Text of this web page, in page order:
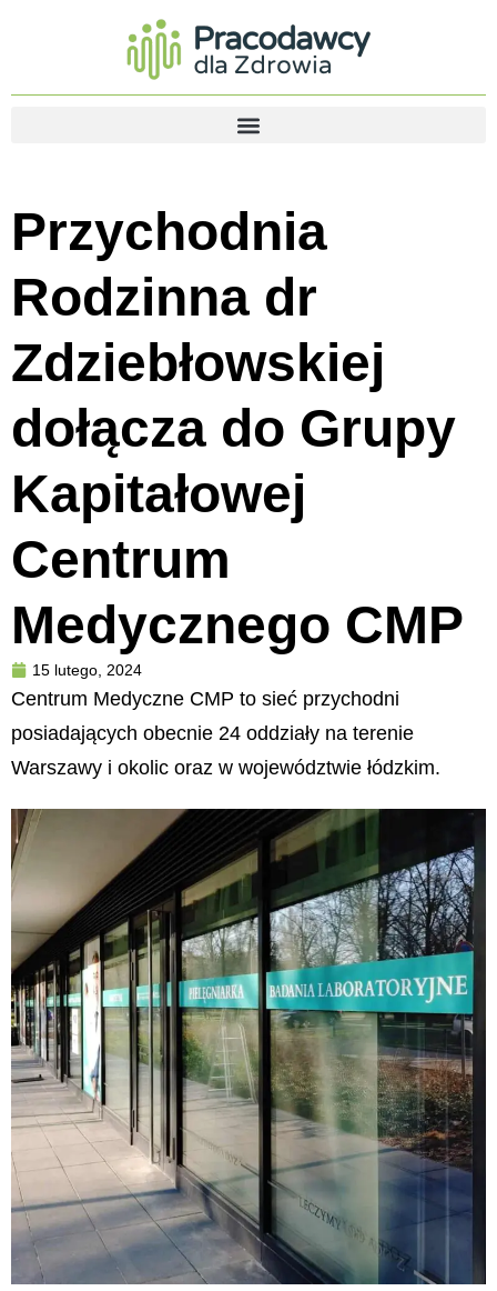
Przychodnia
Rodzinna dr
Zdziebłowskiej
dołącza do Grupy
Kapitałowej
Centrum
Medycznego CMP
15 lutego, 2024
Centrum Medyczne CMP to sieć przychodni
posiadających obecnie 24 oddziały na terenie
Warszawy i okolic oraz w województwie łódzkim.